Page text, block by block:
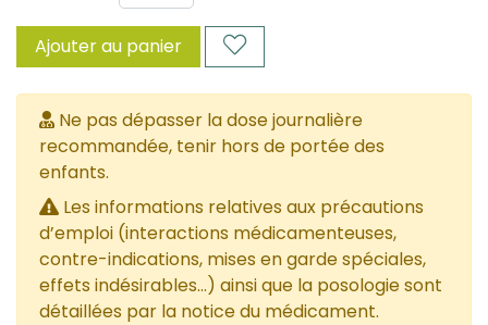
Ajouter au panier
Ne pas dépasser la dose journalière
recommandée, tenir hors de portée des
enfants.
Les informations relatives aux précautions
d’emploi (interactions médicamenteuses,
contre-indications, mises en garde spéciales,
effets indésirables...) ainsi que la posologie sont
détaillées par la notice du médicament.